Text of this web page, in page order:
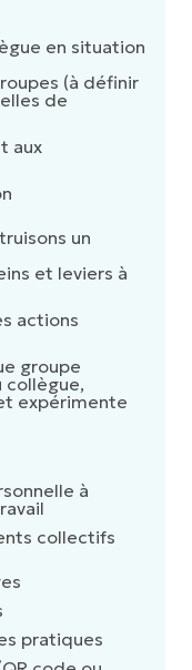
en situation
(à définir
de
aux
un
et leviers à
actions
groupe
collègue,
expérimente
à
collectifs
pratiques